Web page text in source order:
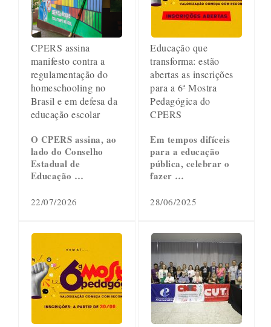
CPERS assina
manifesto contra a
regulamentação do
homeschooling no
Brasil e em defesa da
educação escolar
O CPERS assina, ao
lado do Conselho
Estadual de
Educação …
22/07/2026
Educação que
transforma: estão
abertas as inscrições
para a 6ª Mostra
Pedagógica do
CPERS
Em tempos difíceis
para a educação
pública, celebrar o
fazer …
28/06/2025